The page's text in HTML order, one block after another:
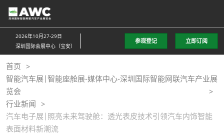
直
接
跳
至
内
容
2026年10月27-29日
深圳国际会展中心（宝安）
参观登记 立即订阅
首页
智能汽车展|智能座舱展-媒体中心-深圳国际智能网联汽车产业展
览会
行业新闻
汽车电子展|照亮未来驾驶舱：透光表皮技术引领汽车内饰智能
表面材料新潮流